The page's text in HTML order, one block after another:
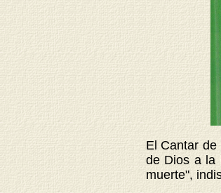
El Cantar
de Dios a la
muerte",